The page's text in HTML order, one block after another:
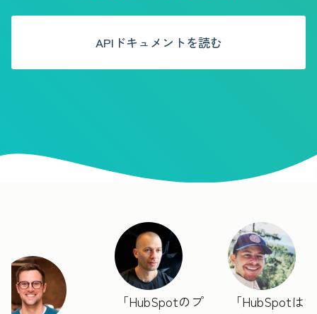
APIドキュメントを読む
HubSpotのプ
HubSpotはす